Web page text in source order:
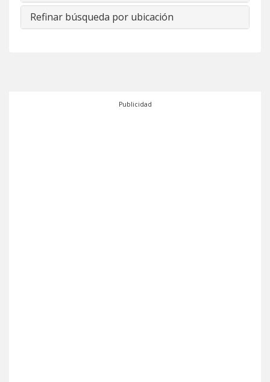
Refinar búsqueda por ubicación
Publicidad